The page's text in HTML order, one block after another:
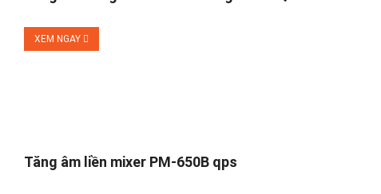
XEM NGAY
Tăng âm liền mixer PM-650B qps